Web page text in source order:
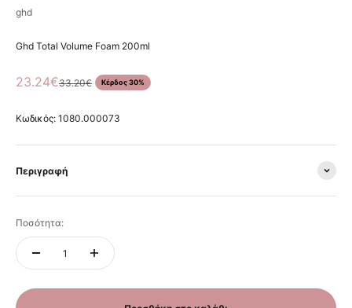
ghd
Ghd Total Volume Foam 200ml
Τιμή πώλησης
23.24€Κανονική τιμή
33.20€ Κέρδος 30%
Κωδικός: 1080.000073
Περιγραφή
Ποσότητα: